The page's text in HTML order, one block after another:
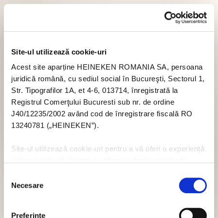
Site-ul utilizează cookie-uri
Acest site aparține HEINEKEN ROMANIA SA, persoana
juridică română, cu sediul social în Bucureşti, Sectorul 1,
Str. Tipografilor 1A, et 4-6, 013714, înregistrată la
Registrul Comerţului Bucuresti sub nr. de ordine
J40/12235/2002 având cod de înregistrare fiscală RO
13240781 („HEINEKEN”).
Site-ul utilizează cookie-uri pentru a vă oferi o experiență
acceptați cookie-uri în legătură cu utilizarea acestui site
nu trebuie să acceptați cookie-uri prin intermediul banner-
ului pop-up, sau puteți să dezactivați cookie-urile - dar
consimțământului
Necesare
Preferinţe